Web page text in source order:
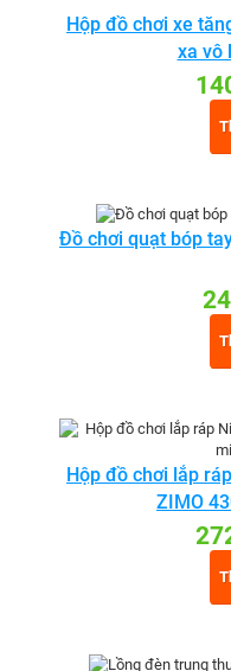
Hộp đồ chơi xe
xa vô
Đồ chơi quạt bóp
Hộp đồ chơi lắp
ZIMO